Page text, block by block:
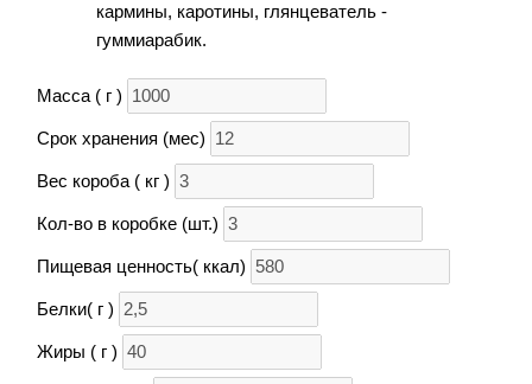
кармины, каротины, глянцеватель -
гуммиарабик.
Масса ( г )
Срок хранения (мес)
Вес короба ( кг )
Кол-во в коробке (шт.)
Пищевая ценность( ккал)
Белки( г )
Жиры ( г )